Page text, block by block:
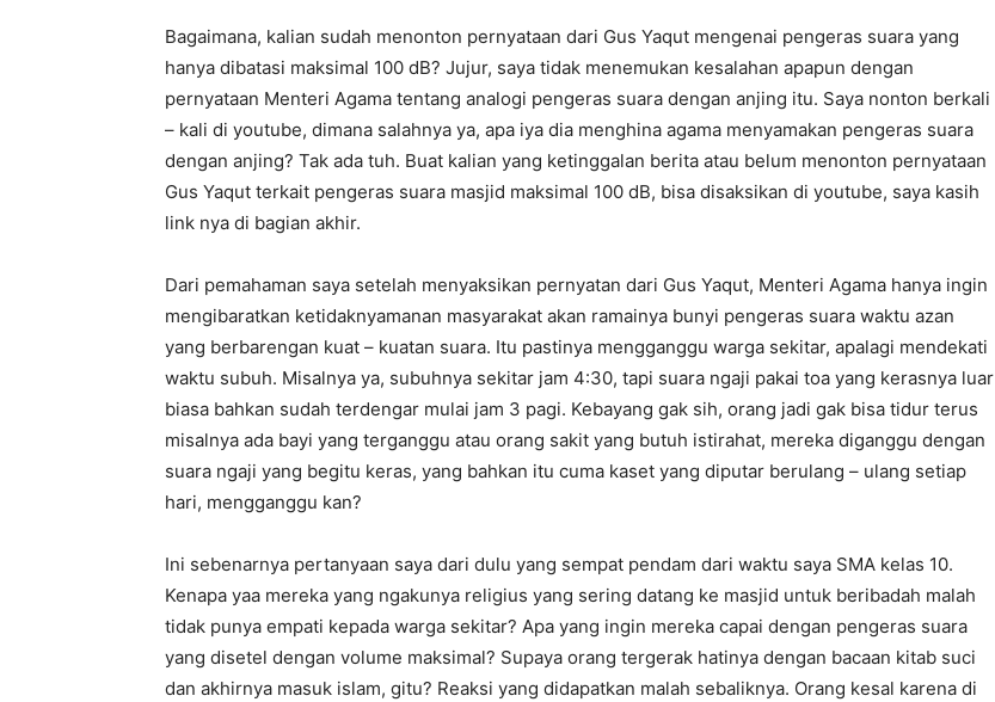
Bagaimana, kalian sudah menonton pernyataan dari Gus Yaqut mengenai pengeras suara yang
hanya dibatasi maksimal 100 dB? Jujur, saya tidak menemukan kesalahan apapun dengan
pernyataan Menteri Agama tentang analogi pengeras suara dengan anjing itu. Saya nonton berkali
– kali di youtube, dimana salahnya ya, apa iya dia menghina agama menyamakan pengeras suara
dengan anjing? Tak ada tuh. Buat kalian yang ketinggalan berita atau belum menonton pernyataan
Gus Yaqut terkait pengeras suara masjid maksimal 100 dB, bisa disaksikan di youtube, saya kasih
link nya di bagian akhir.
Dari pemahaman saya setelah menyaksikan pernyatan dari Gus Yaqut, Menteri Agama hanya ingin
mengibaratkan ketidaknyamanan masyarakat akan ramainya bunyi pengeras suara waktu azan
yang berbarengan kuat – kuatan suara. Itu pastinya mengganggu warga sekitar, apalagi mendekati
waktu subuh. Misalnya ya, subuhnya sekitar jam 4:30, tapi suara ngaji pakai toa yang kerasnya luar
biasa bahkan sudah terdengar mulai jam 3 pagi. Kebayang gak sih, orang jadi gak bisa tidur terus
misalnya ada bayi yang terganggu atau orang sakit yang butuh istirahat, mereka diganggu dengan
suara ngaji yang begitu keras, yang bahkan itu cuma kaset yang diputar berulang – ulang setiap
hari, mengganggu kan?
Ini sebenarnya pertanyaan saya dari dulu yang sempat pendam dari waktu saya SMA kelas 10.
Kenapa yaa mereka yang ngakunya religius yang sering datang ke masjid untuk beribadah malah
tidak punya empati kepada warga sekitar? Apa yang ingin mereka capai dengan pengeras suara
yang disetel dengan volume maksimal? Supaya orang tergerak hatinya dengan bacaan kitab suci
dan akhirnya masuk islam, gitu? Reaksi yang didapatkan malah sebaliknya. Orang kesal karena di